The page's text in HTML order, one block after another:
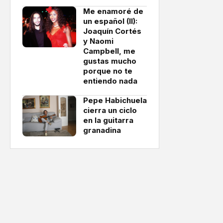
Me enamoré de
un español (II):
Joaquín Cortés
y Naomi
Campbell, me
gustas mucho
porque no te
entiendo nada
Pepe Habichuela
cierra un ciclo
en la guitarra
granadina